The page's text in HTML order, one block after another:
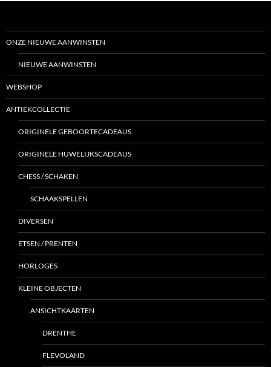
ONZE NIEUWE AANWINSTEN
NIEUWE AANWINSTEN
WEBSHOP
ANTIEKCOLLECTIE
ORIGINELE GEBOORTECADEAUS
ORIGINELE HUWELIJKSCADEAUS
CHESS / SCHAKEN
SCHAAKSPELLEN
DIVERSEN
ETSEN / PRENTEN
HORLOGES
KLEINE OBJECTEN
ANSICHTKAARTEN
DRENTHE
FLEVOLAND